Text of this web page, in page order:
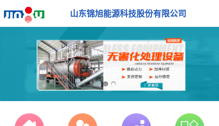
山东锦旭能源科技股份有限公司